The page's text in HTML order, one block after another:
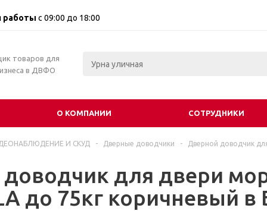
работы с 09:00 до 18:00
товаров для
в ДВФО
О КОМПАНИИ СОТРУДНИКИ
И СКУД - Дверные доводчики - Дверной доводчик
для двери
до 75кг коричневый